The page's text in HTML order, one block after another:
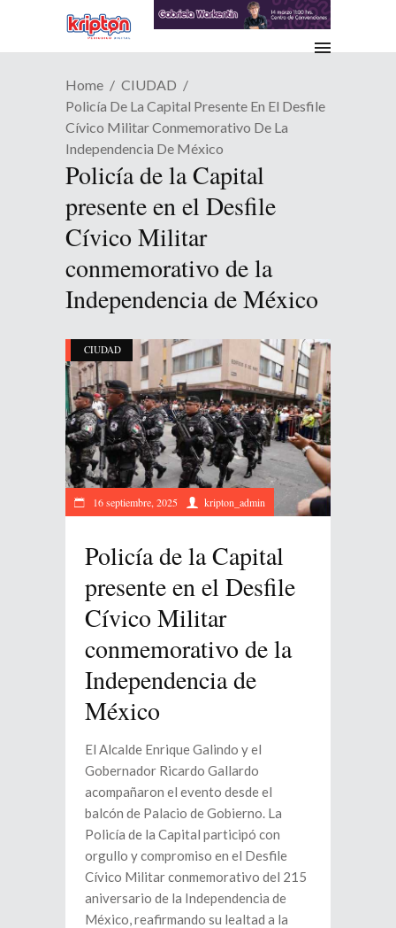
Home
CIUDAD
Policía De La Capital Presente En El Desfile
Cívico Militar Conmemorativo De La
Independencia De México
Policía de la Capital
presente en el Desfile
Cívico Militar
conmemorativo de la
Independencia de México
CIUDAD
16 septiembre, 2025 kripton_admin
Policía de la Capital
presente en el Desfile
Cívico Militar
conmemorativo de la
Independencia de
México
El Alcalde Enrique Galindo y el
Gobernador Ricardo Gallardo
acompañaron el evento desde el
balcón de Palacio de Gobierno. La
Policía de la Capital participó con
orgullo y compromiso en el Desfile
Cívico Militar conmemorativo del 215
aniversario de la Independencia de
México, reafirmando su lealtad a la